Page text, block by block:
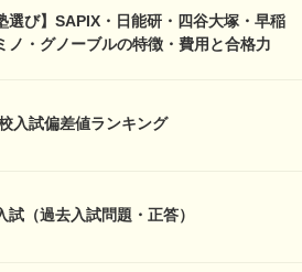
選び】SAPIX・日能研・四谷大塚・早稲
ノ・グノーブルの特徴・費用と合格力
入試偏差値ランキング
試（過去入試問題・正答）